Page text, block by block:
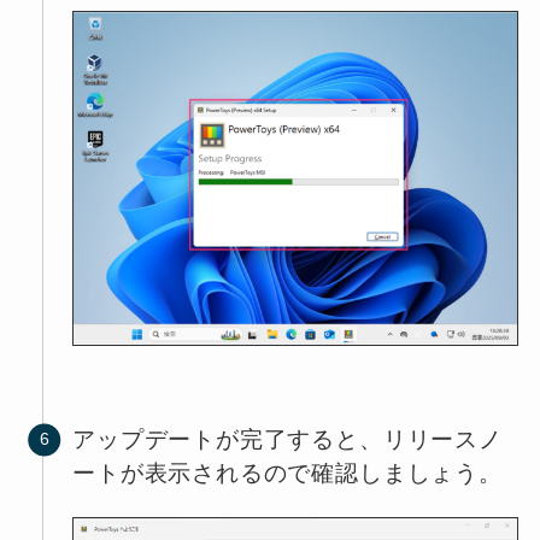
アップデートが完了すると、リリースノ
ートが表示されるので確認しましょう。